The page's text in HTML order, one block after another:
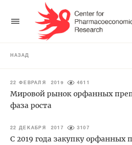
НАЗАД
22 ФЕВРАЛЯ 2019 4611
Мировой рынок орфанных
фаза роста
22 ДЕКАБРЯ 2017 3107
С 2019 года закупку орфанных